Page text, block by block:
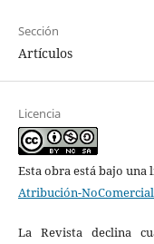
Sección
Artículos
Licencia
Esta obra está bajo
Atribución-
La Revista declina